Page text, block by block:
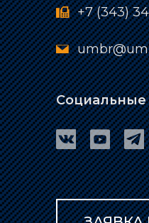
+7 (343)
Социальные